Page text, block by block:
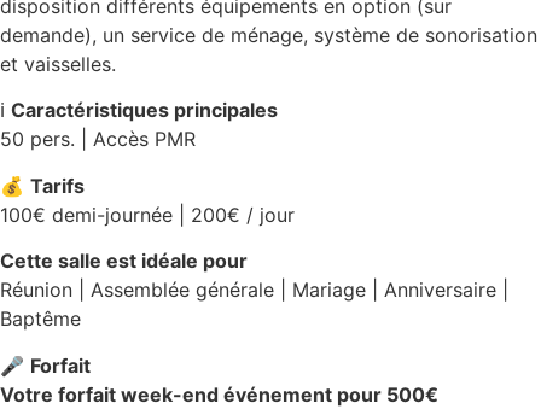
disposition différents équipements en option (sur
demande), un service de ménage, système de sonorisation
et vaisselles.
ℹ️ Caractéristiques principales
50 pers. | Accès PMR
💰 Tarifs
100€ demi-journée | 200€ / jour
Cette salle est idéale pour
Réunion | Assemblée générale | Mariage | Anniversaire |
Baptême
🎤 Forfait
Votre forfait week-end événement pour 500€